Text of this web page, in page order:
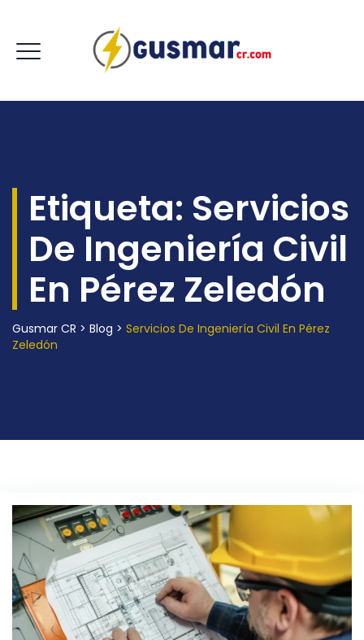
Etiqueta: Servicios
De Ingeniería Civil
En Pérez Zeledón
Gusmar CR > Blog > Servicios De Ingeniería Civil En Pérez
Zeledón